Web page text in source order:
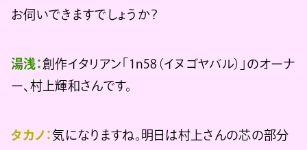
お伺いできますでしょうか？
湯浅：創作イタリアン「1n58（イヌゴヤバル）」のオーナ
ー、村上輝和さんです。
タカノ： 気になりますね。明日は村上さんの芯の部分